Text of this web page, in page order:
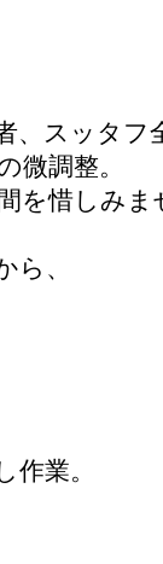
、スッタフ
微調整。
を惜しみま
ら、
作業。